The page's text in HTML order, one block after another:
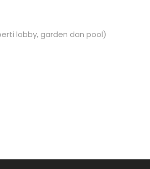
lobby, garden dan pool)